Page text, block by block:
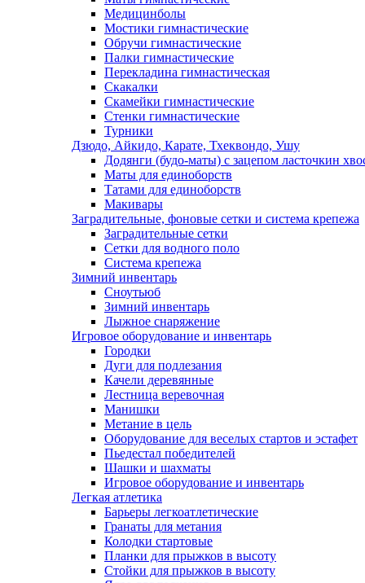
Медицинболы
Мостики гимнастические
Обручи гимнастические
Палки гимнастические
Перекладина гимнастическая
Скакалки
Скамейки гимнастические
Стенки гимнастические
Турники
Дзюдо, Айкидо, Карате, Тхеквондо, Ушу
Додянги (будо-маты) с зацепом ласточкин
Маты для единоборств
Татами для единоборств
Макивары
Заградительные, фоновые сетки и система крепежа
Заградительные сетки
Сетки для водного поло
Система крепежа
Зимний инвентарь
Сноутьюб
Зимний инвентарь
Лыжное снаряжение
Игровое оборудование и инвентарь
Городки
Дуги для подлезания
Качели деревянные
Лестница веревочная
Манишки
Метание в цель
Оборудование для веселых стартов и эстафет
Пьедестал победителей
Шашки и шахматы
Игровое оборудование и инвентарь
Легкая атлетика
Барьеры легкоатлетические
Гранаты для метания
Колодки стартовые
Планки для прыжков в высоту
Стойки для прыжков в высоту